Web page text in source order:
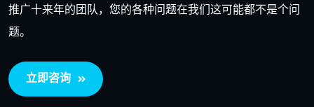
推广十来年的团队，您的各种问题在我们这可能都不是个问
题。
立即咨询